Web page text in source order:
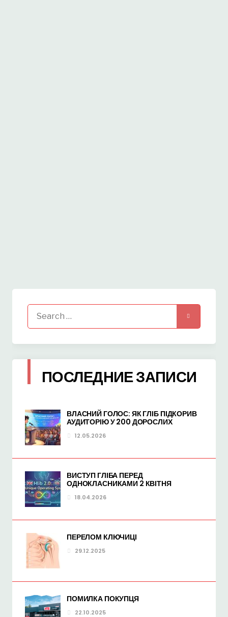
Search
for:
ПОСЛЕДНИЕ ЗАПИСИ
ВЛАСНИЙ ГОЛОС: ЯК ГЛІБ ПІДКОРИВ
АУДИТОРІЮ У 200 ДОРОСЛИХ
12.05.2026
ВИСТУП ГЛІБА ПЕРЕД
ОДНОКЛАСНИКАМИ 2 КВІТНЯ
18.04.2026
ПЕРЕЛОМ КЛЮЧИЦІ
29.12.2025
ПОМИЛКА ПОКУПЦЯ
22.10.2025